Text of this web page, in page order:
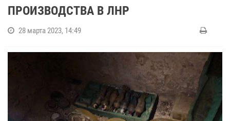
ПРОИЗВОДСТВА В ЛНР
28 марта 2023, 14:49